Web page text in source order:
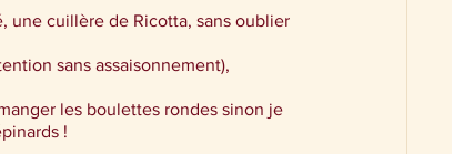
une cuillère de Ricotta, sans oublier
sans assaisonnement),
les boulettes rondes sinon je
!